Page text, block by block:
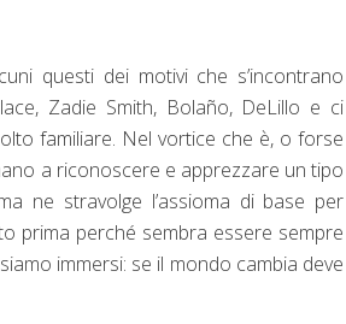
questi dei motivi che s’incontrano
Zadie Smith, Bolaño, DeLillo e ci
familiare. Nel vortice che è, o forse
a riconoscere e apprezzare un tipo
ne stravolge l’assioma di base per
prima perché sembra essere sempre
immersi: se il mondo cambia deve